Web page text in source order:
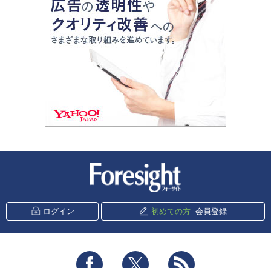
ログイン 初めての方 会員登録
Facebook Twitter